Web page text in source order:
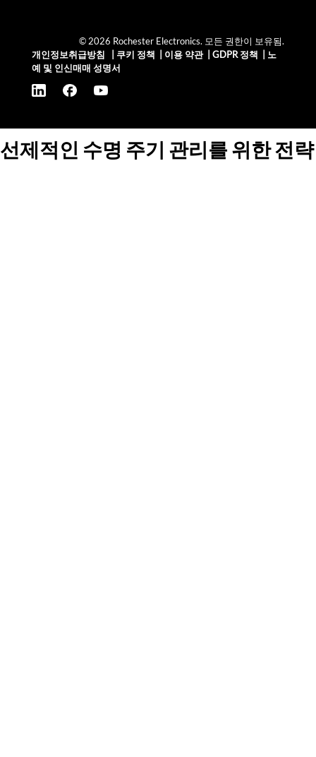
© 2026 Rochester Electronics. 모든 권한이 보유됨.
개인정보취급방침
쿠키 정책 이용 약관| GDPR 정책
노
예 및 인신매매 성명서
선제적인 수명 주기 관리를 위한 전략